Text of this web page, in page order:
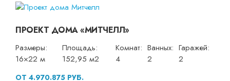
ПРОЕКТ ДОМА «МИТЧЕЛЛ»
Размеры:
16×22 м
Площадь:
152,95 м2
Комнат:
4
Ванных:
2
Гаражей:
2
ОТ 4.970.875 РУБ.